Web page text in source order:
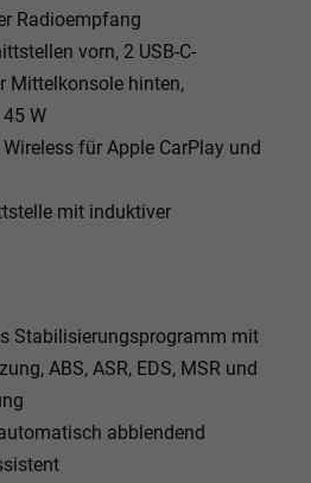
Radioempfang
vorn, 2 USB-C-
Mittelkonsole hinten,
W
für Apple CarPlay und
mit induktiver
Stabilisierungsprogramm mit
ABS, ASR, EDS, MSR und
abblendend